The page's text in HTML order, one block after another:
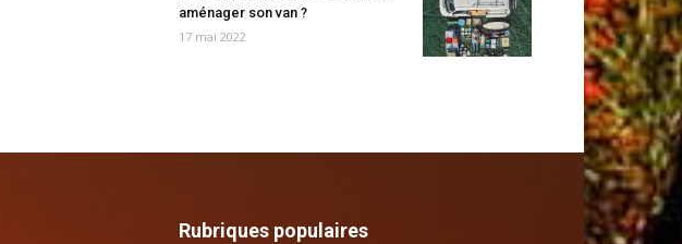
aménager son van ?
17 mai 2022
Rubriques populaires